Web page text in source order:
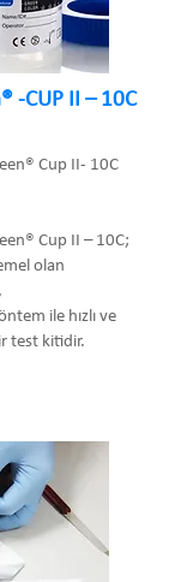
-CUP II – 10C
Cup II- 10C
Cup II – 10C;
olan
ile hızlı ve
test kitidir.